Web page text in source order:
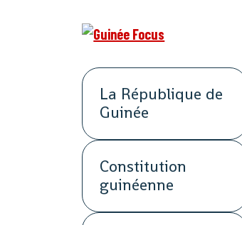
La République de
Guinée
Constitution
guinéenne